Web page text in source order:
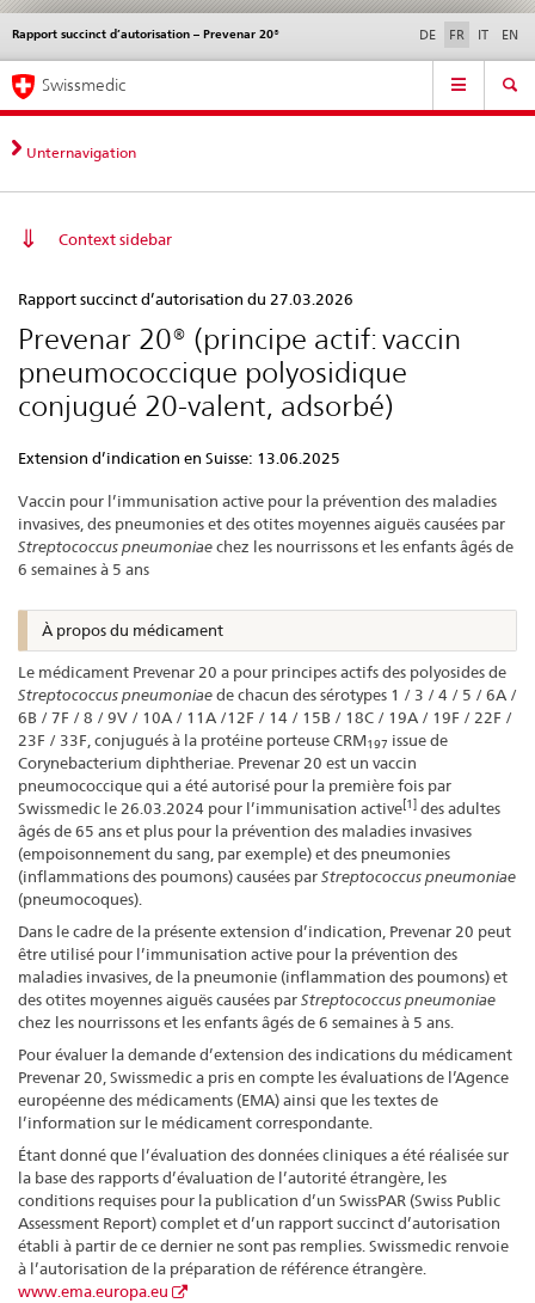
Navigation
directe:
actualités,
bases
contact
Actualités & Mises à
normes
Contact | Support &
aide
Rapport succinct d’autorisation – Prevenar 20® DE FR IT EN
Service
Navigation
Swissmedic
Unternavigation
Context sidebar
succinct
d’autorisation
–
Prevenar
20®
Rapport succinct d’autorisation du 27.03.2026
Prevenar 20® (principe actif: vaccin
pneumococcique polyosidique
conjugué 20-valent, adsorbé)
Extension d’indication en Suisse: 13.06.2025
Vaccin pour l’immunisation active pour la prévention des maladies
invasives, des pneumonies et des otites moyennes aiguës causées par
Streptococcus pneumoniaechez les nourrissons et les enfants âgés de
6 semaines à 5 ans
À propos du médicament
Le médicament Prevenar 20 a pour principes actifs des polyosides de
Streptococcus pneumoniaede chacun des sérotypes 1 / 3 / 4 / 5 / 6A /
6B / 7F / 8 / 9V / 10A / 11A /12F / 14 / 15B / 18C / 19A / 19F / 22F /
23F / 33F, conjugués à la protéine porteuse CRM197 issue de
Corynebacterium diphtheriae. Prevenar 20 est un vaccin
pneumococcique qui a été autorisé pour la première fois par
Swissmedic le 26.03.2024 pour l’immunisation active[1] des adultes
âgés de 65 ans et plus pour la prévention des maladies invasives
(empoisonnement du sang, par exemple) et des pneumonies
(inflammations des poumons) causées parStreptococcus pneumoniae
(pneumocoques).
Dans le cadre de la présente extension d’indication, Prevenar 20 peut
être utilisé pour l’immunisation active pour la prévention des
maladies invasives, de la pneumonie (inflammation des poumons) et
des otites moyennes aiguës causées parStreptococcus pneumoniae
chez les nourrissons et les enfants âgés de 6 semaines à 5 ans.
Pour évaluer la demande d’extension des indications du médicament
Prevenar 20, Swissmedic a pris en compte les évaluations de l’Agence
européenne des médicaments (EMA) ainsi que les textes de
l’information sur le médicament correspondante.
Étant donné que l’évaluation des données cliniques a été réalisée sur
la base des rapports d’évaluation de l’autorité étrangère, les
conditions requises pour la publication d’un SwissPAR (Swiss Public
Assessment Report) complet et d’un rapport succinct d’autorisation
établi à partir de ce dernier ne sont pas remplies. Swissmedic renvoie
à l’autorisation de la préparation de référence étrangère.
www.ema.europa.eu